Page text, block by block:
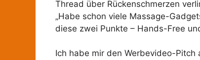
Thread über Rückenschmerzen
„Habe schon viele Massage-
diese zwei Punkte – Hands-Free
Ich habe mir den Werbevideo-